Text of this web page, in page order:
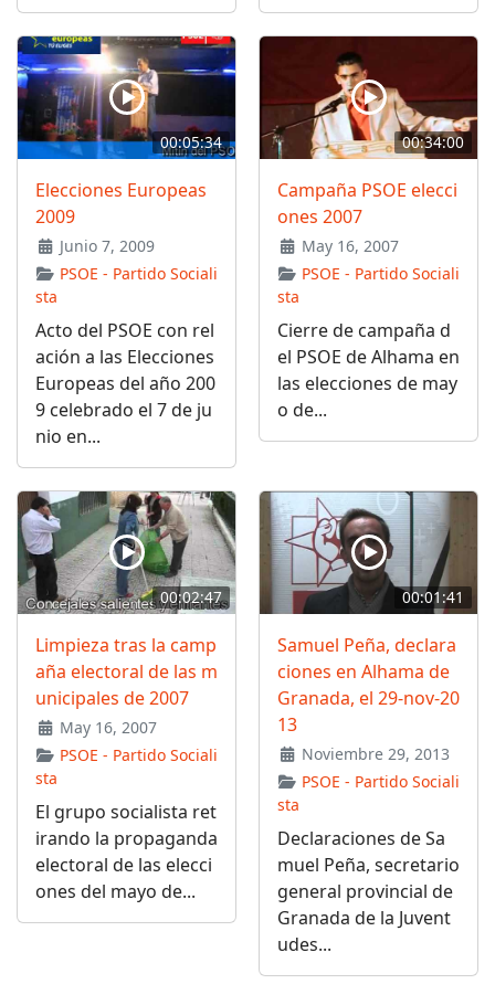
00:05:34
Elecciones Europeas
2009
Junio 7, 2009
PSOE - Partido Sociali
sta
Acto del PSOE con rel
ación a las Elecciones
Europeas del año 200
9 celebrado el 7 de ju
nio en...
00:34:00
Campaña PSOE elecci
ones 2007
May 16, 2007
PSOE - Partido Sociali
sta
Cierre de campaña d
el PSOE de Alhama en
las elecciones de may
o de...
00:02:47
Limpieza tras la camp
aña electoral de las m
unicipales de 2007
May 16, 2007
PSOE - Partido Sociali
sta
El grupo socialista ret
irando la propaganda
electoral de las elecci
ones del mayo de...
00:01:41
Samuel Peña, declara
ciones en Alhama de
Granada, el 29-nov-20
13
Noviembre 29, 2013
PSOE - Partido Sociali
sta
Declaraciones de Sa
muel Peña, secretario
general provincial de
Granada de la Juvent
udes...